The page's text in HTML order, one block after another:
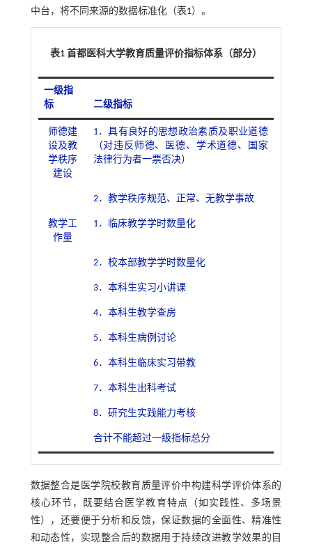
中台，将不同来源的数据标准化（表1）。
表1 首都医科大学教育质量评价指标体系（部分）
一级指
标
二级指标
师德建
设及教
学秩序
建设
1．具有良好的思想政治素质及职业道德
（对违反师德、医德、学术道德、国家
法律行为者一票否决）
2．教学秩序规范、正常、无教学事故
教学工
作量
1．临床教学学时数量化
2．校本部教学学时数量化
3．本科生实习小讲课
4．本科生教学查房
5．本科生病例讨论
6．本科生临床实习带教
7．本科生出科考试
8．研究生实践能力考核
合计不能超过一级指标总分
数据整合是医学院校教育质量评价中构建科学评价体系的
核心环节，既要结合医学教育特点（如实践性、多场景
性），还要便于分析和反馈，保证数据的全面性、精准性
和动态性，实现整合后的数据用于持续改进教学效果的目